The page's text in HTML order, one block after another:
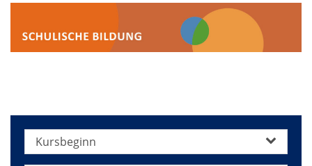
Kursbeginn